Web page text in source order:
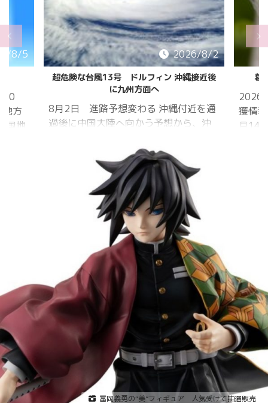
8/5
20
方
国地
2026/8/2
超危険な台風13号 ドルフィン 沖縄接近後
に九州方面へ
8月2日 進路予想変わる 沖縄付近を通
過後に中国大陸へ向かう予想から、沖
庁
ヨーロッパ中
期予報センター 気象庁 8月31日
6:00 8月30日 5:20 8月1日に南鳥島
近海で猛烈な勢力へ 台風13号は、今
後、海面水温が29度以上の海域を西進
する見込みで、猛烈な勢力になる見込
葛
2026
獲情
月14
リー
冨岡義勇の“美”フィギュア 人気受けて抽選販売